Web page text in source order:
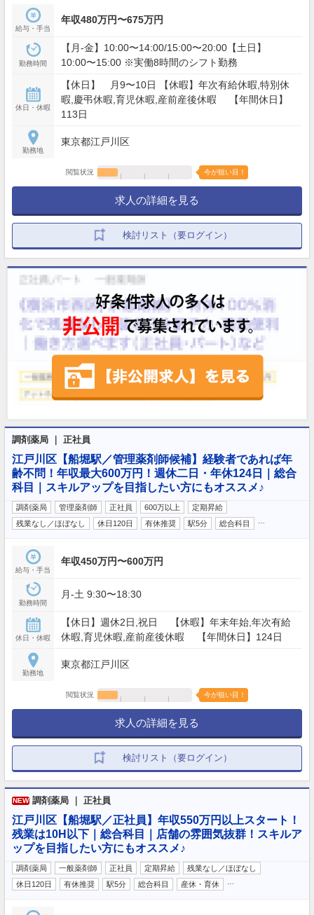
給与・手当
年収480万円〜675万円
勤務時間
【月-金】10:00〜14:00/15:00〜20:00【土日】
10:00〜15:00 ※実働8時間のシフト勤務
休日・休暇
【休日】 月9〜10日 【休暇】年次有給休暇,特別休
暇,慶弔休暇,育児休暇,産前産後休暇 【年間休日】
113日
勤務地
東京都江戸川区
閲覧状況 今が狙い目！
求人の詳細を見る
検討リスト（要ログイン）
調剤薬局 ｜ 正社員
江戸川区【船堀駅／管理薬剤師候補】経験者であれば年
齢不問！年収最大600万円！週休二日・年休124日｜総合
科目｜スキルアップを目指したい方にもオススメ♪
調剤薬局 管理薬剤師 正社員 600万以上
定期昇給
残業なし／ほぼなし
休日120日 有休推奨 駅5分 総合科目
給与・手当
年収450万円〜600万円
勤務時間
月‐土 9:30〜18:30
休日・休暇
【休日】週休2日,祝日 【休暇】年末年始,年次有給
休暇,育児休暇,産前産後休暇 【年間休日】124日
勤務地
東京都江戸川区
閲覧状況 今が狙い目！
求人の詳細を見る
検討リスト（要ログイン）
NEW 調剤薬局 ｜ 正社員
江戸川区【船堀駅／正社員】年収550万円以上スタート！
残業は10H以下｜総合科目｜店舗の雰囲気抜群！スキルア
ップを目指したい方にもオススメ♪
調剤薬局 一般薬剤師 正社員 定期昇給
残業なし／ほぼなし
休日120日
有休推奨 駅5分 総合科目 産休・育休